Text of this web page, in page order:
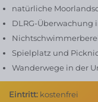
natürliche
DLRG-Überwachung
Spielplatz und
Wanderwege in der
Eintritt: kostenfrei